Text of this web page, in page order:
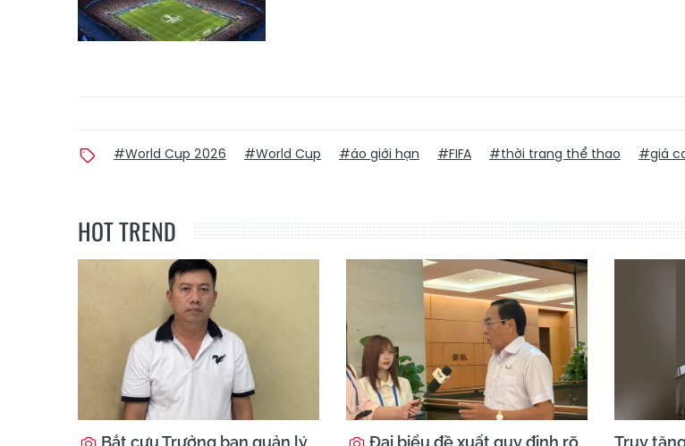
#World Cup 2026 #World Cup #áo giới hạn #FIFA #thời trang thể thao #giá
HOT TREND
Bắt cựu Trưởng ban quản lý Đại biểu đề xuất quy định rõ Truy